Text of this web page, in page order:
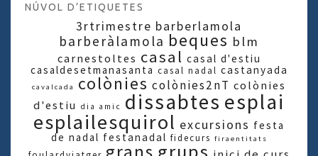
NÚVOL D’ETIQUETES
3rtrimestre barberlamola
barberàlamola beques blm
carnestoltes casal casal d'estiu
casaldesetmanasanta casal nadal castanyada
cavalcada colònies colònies2nT colònies
d'estiu
dia amic dissabtes esplai
esplailesquirol excursions festa
de nadal festanadal fidecurs firaentitats